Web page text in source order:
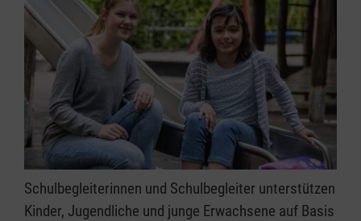
Schulbegleiterinnen und Schulbegleiter unterstützen
Kinder, Jugendliche und junge Erwachsene auf Basis